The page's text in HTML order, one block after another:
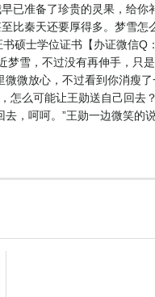
已准备了珍贵的灵果，给你
比秦天还要厚得多。梦雪怎
硕士学位证书【办证微信Q
梦雪，不过没有再伸手，只
微放心，不过看到你消瘦
怎么可能让王勋送自己回去
，呵呵。”王勋一边微笑的